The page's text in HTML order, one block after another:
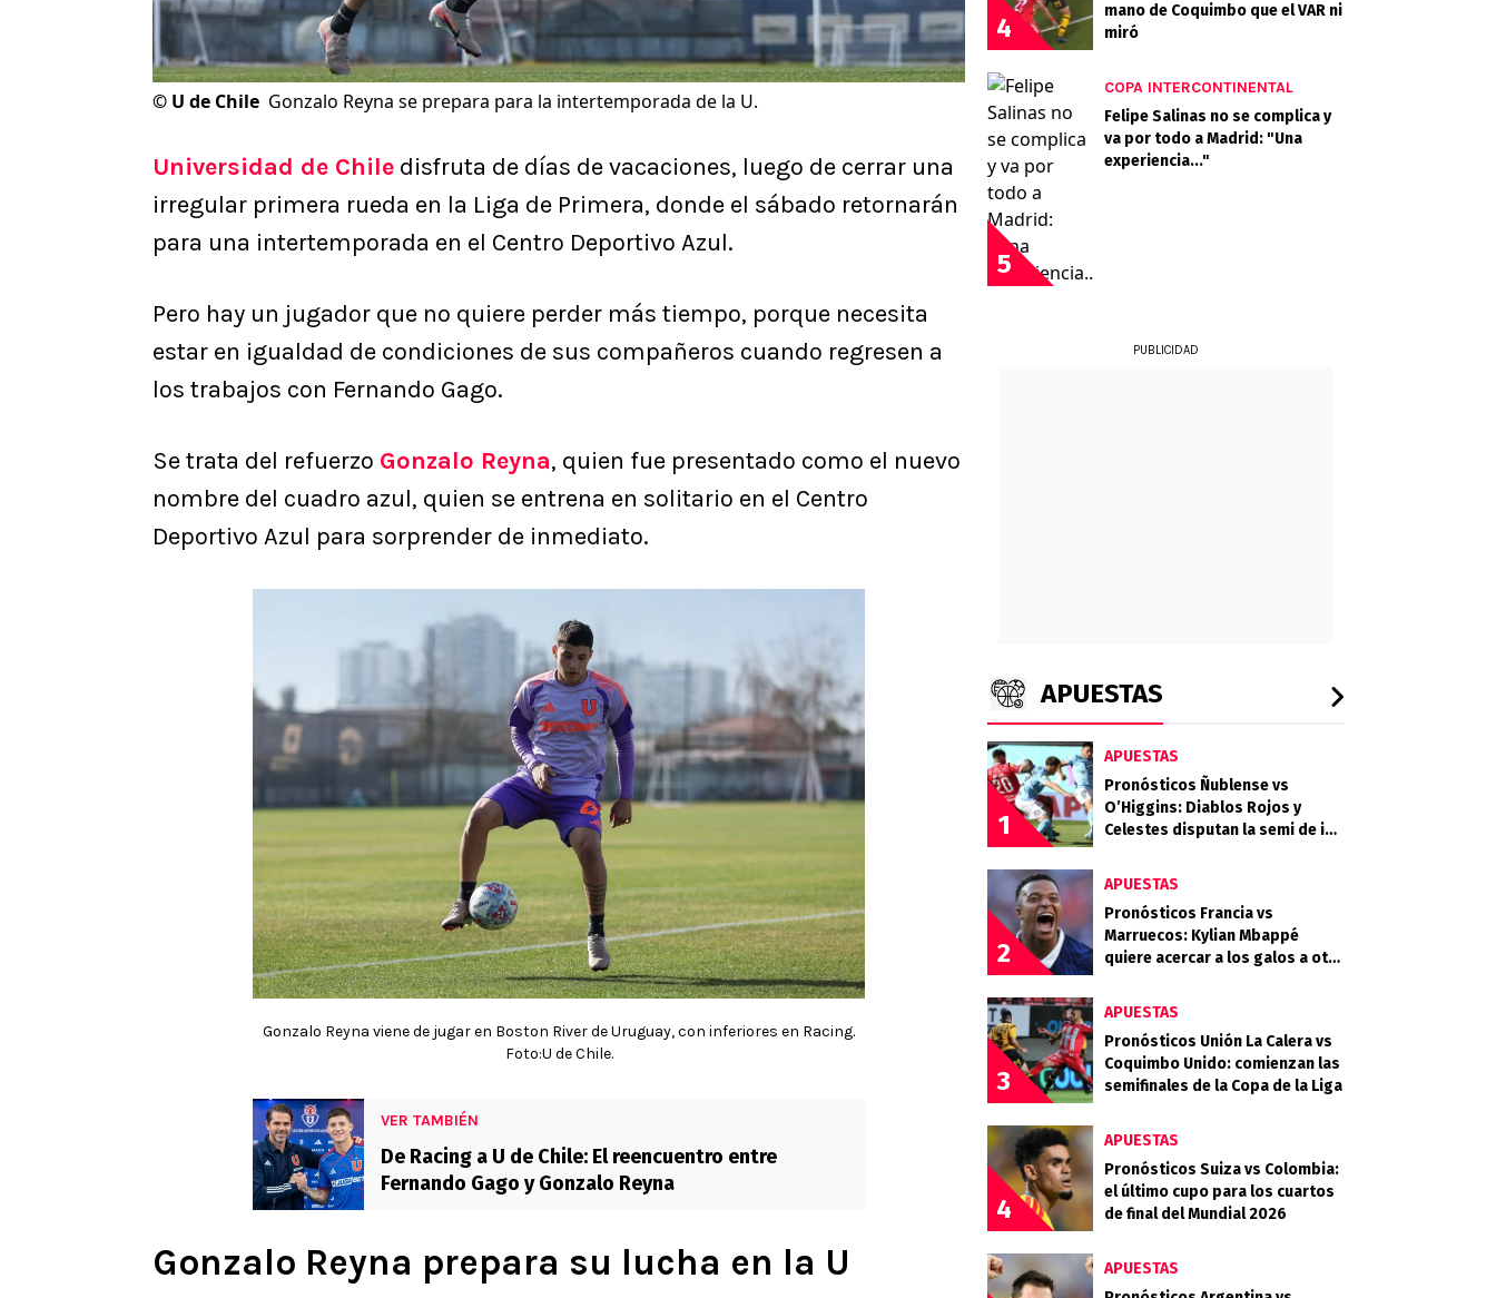
© U de Chile Gonzalo Reyna se prepara para la intertemporada de la U.
Universidad de Chile disfruta de días de vacaciones, luego de cerrar una
irregular primera rueda en la Liga de Primera, donde el sábado retornarán
para una intertemporada en el Centro Deportivo Azul.
Pero hay un jugador que no quiere perder más tiempo, porque necesita
estar en igualdad de condiciones de sus compañeros cuando regresen a
los trabajos con Fernando Gago.
Se trata del refuerzo Gonzalo Reyna, quien fue presentado como el nuevo
nombre del cuadro azul, quien se entrena en solitario en el Centro
Deportivo Azul para sorprender de inmediato.
Gonzalo Reyna viene de jugar en Boston River de Uruguay, con inferiores en Racing.
Foto:U de Chile.
VER TAMBIÉN
De Racing a U de Chile: El reencuentro entre
Fernando Gago y Gonzalo Reyna
Gonzalo Reyna prepara su lucha en la U
4
mano de Coquimbo que el VAR ni
miró
5
COPA INTERCONTINENTAL
Felipe Salinas no se complica y
va por todo a Madrid: "Una
experiencia..."
PUBLICIDAD
APUESTAS
1
APUESTAS
Pronósticos Ñublense vs
O’Higgins: Diablos Rojos y
Celestes disputan la semi de ida
2
APUESTAS
Pronósticos Francia vs
Marruecos: Kylian Mbappé
quiere acercar a los galos a otra
3
APUESTAS
Pronósticos Unión La Calera vs
Coquimbo Unido: comienzan las
semifinales de la Copa de la Liga
4
APUESTAS
Pronósticos Suiza vs Colombia:
el último cupo para los cuartos
de final del Mundial 2026
APUESTAS